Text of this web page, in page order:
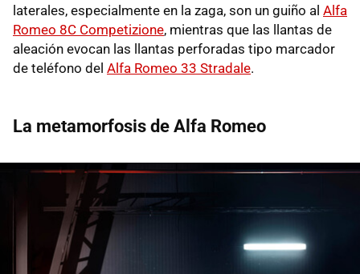
laterales, especialmente en la zaga, son un guiño al Alfa
Romeo 8C Competizione, mientras que las llantas de
aleación evocan las llantas perforadas tipo marcador
de teléfono del Alfa Romeo 33 Stradale.
La metamorfosis de Alfa Romeo